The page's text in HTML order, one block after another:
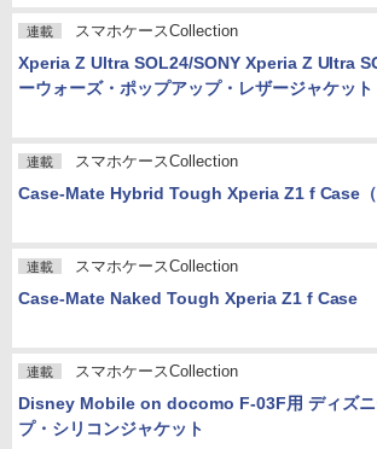
連載 スマホケースCollection
Xperia Z Ultra SOL24/SONY Xperia Z Ultra
ーウォーズ・ポップアップ・レザージャケット
連載 スマホケースCollection
Case-Mate Hybrid Tough Xperia Z1 f Case（
連載 スマホケースCollection
Case-Mate Naked Tough Xperia Z1 f Case
連載 スマホケースCollection
Disney Mobile on docomo F-03F用 ディズニ
プ・シリコンジャケット